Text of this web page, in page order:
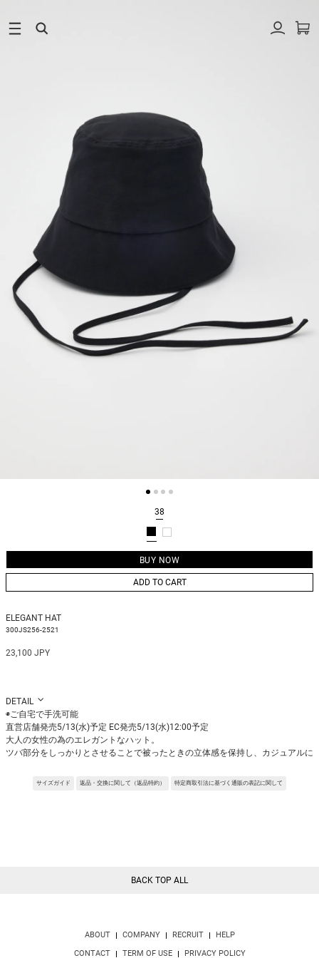
38
ADD TO CART
ELEGANT HAT
300JS256-2521
23,100 JPY
DETAIL
◉ご自宅で手洗可能
直営店舗発売5/13(水)予定 EC発売5/13(水)12:00予定
大人の女性の為のエレガントなハット。
ツバ部分をしっかりとさせることで被ったときの立体感を保持し、カジュアルに
ポイントにもなる取り外し可能な紐付きで、風で飛ぶ問題を解消してくれます。
サイズガイド 返品・交換に関して（返品特約） 特定商取引法に基づく通販の表記に関して
BACK TOP ALL
ABOUT COMPANY RECRUIT
HELP
CONTACT
TERM OF USE PRIVACY POLICY